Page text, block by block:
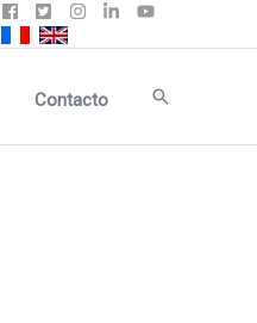
Contacto Buscar